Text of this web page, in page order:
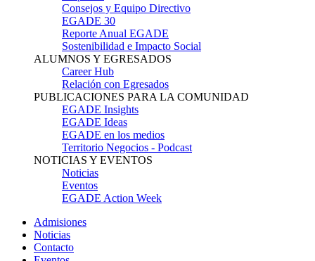
Consejos y Equipo Directivo
EGADE 30
Reporte Anual EGADE
Sostenibilidad e Impacto Social
ALUMNOS Y EGRESADOS
Career Hub
Relación con Egresados
PUBLICACIONES PARA LA COMUNIDAD
EGADE Insights
EGADE Ideas
EGADE en los medios
Territorio Negocios - Podcast
NOTICIAS Y EVENTOS
Noticias
Eventos
EGADE Action Week
Admisiones
Noticias
Contacto